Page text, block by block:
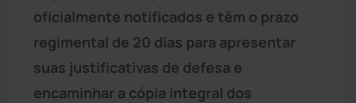
oficialmente notificados e têm o prazo
regimental de 20 dias para apresentar
suas justificativas de defesa e
encaminhar a cópia integral dos